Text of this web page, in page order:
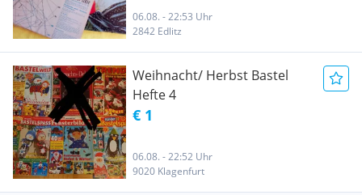
Modezeitschrift 60er Jahre]
[Modekatalog]
06.08. - 22:53 Uhr
2842 Edlitz
Weihnacht/ Herbst Bastel
Hefte 4
€ 1
06.08. - 22:52 Uhr
9020 Klagenfurt